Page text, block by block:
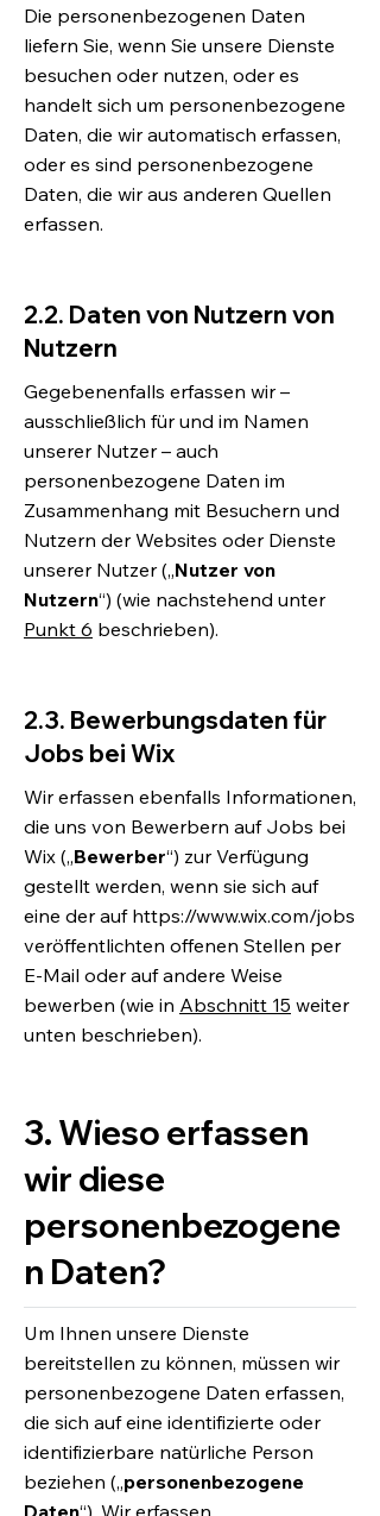
Die personenbezogenen Daten
liefern Sie, wenn Sie unsere Dienste
besuchen oder nutzen, oder es
handelt sich um personenbezogene
Daten, die wir automatisch erfassen,
oder es sind personenbezogene
Daten, die wir aus anderen Quellen
erfassen.
2.2. Daten von Nutzern von
Nutzern
Gegebenenfalls erfassen wir –
ausschließlich für und im Namen
unserer Nutzer – auch
personenbezogene Daten im
Zusammenhang mit Besuchern und
Nutzern der Websites oder Dienste
unserer Nutzer („Nutzer von
Nutzern“) (wie nachstehend unter
Punkt 6 beschrieben).
2.3. Bewerbungsdaten für
Jobs bei Wix
Wir erfassen ebenfalls Informationen,
die uns von Bewerbern auf Jobs bei
Wix („Bewerber“) zur Verfügung
gestellt werden, wenn sie sich auf
eine der auf https://www.wix.com/jobs
veröffentlichten offenen Stellen per
E-Mail oder auf andere Weise
bewerben (wie in Abschnitt 15 weiter
unten beschrieben).
3. Wieso erfassen
wir diese
personenbezogene
n Daten?
Um Ihnen unsere Dienste
bereitstellen zu können, müssen wir
personenbezogene Daten erfassen,
die sich auf eine identifizierte oder
identifizierbare natürliche Person
beziehen („personenbezogene
Daten“). Wir erfassen